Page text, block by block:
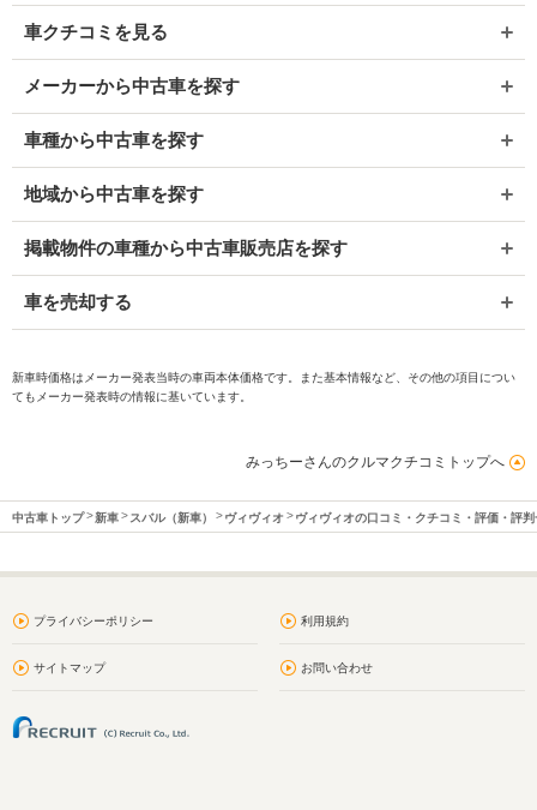
車クチコミを見る
メーカーから中古車を探す
車種から中古車を探す
地域から中古車を探す
掲載物件の車種から中古車販売店を探す
車を売却する
新車時価格はメーカー発表当時の車両本体価格です。また基本情報など、その他の項目につい
てもメーカー発表時の情報に基いています。
みっちーさんのクルマクチコミトップへ
中古車トップ 新車 スバル（新車） ヴィヴィオ ヴィヴィオの口コミ・クチコミ・評価・評判
プライバシーポリシー 利用規約
サイトマップ お問い合わせ